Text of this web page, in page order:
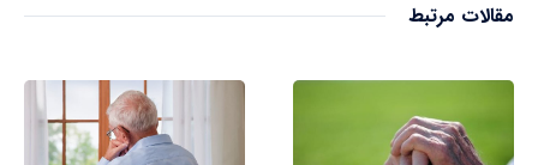
مقالات مرتبط